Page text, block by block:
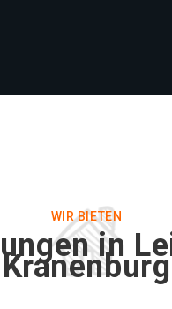
WIR BIETEN
in
Kranenburg